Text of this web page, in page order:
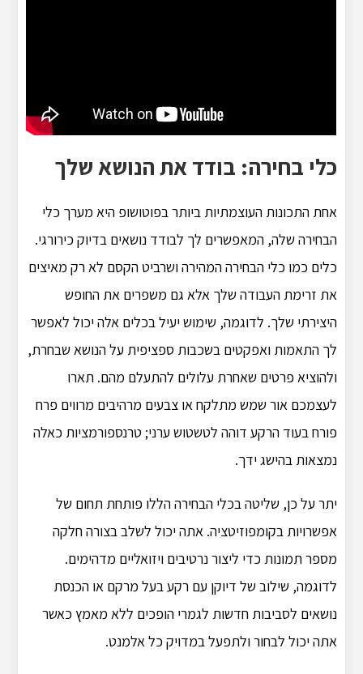
כלי בחירה: בודד את הנושא שלך
אחת התכונות העוצמתיות ביותר בפוטושופ היא מערך כלי
הבחירה שלה, המאפשרים לך לבודד נושאים בדיוק כירורגי.
כלים כמו כלי הבחירה המהירה ושרביט הקסם לא רק מאיצים
את זרימת העבודה שלך אלא גם משפרים את החופש
היצירתי שלך. לדוגמה, שימוש יעיל בכלים אלה יכול לאפשר
לך התאמות ואפקטים בשכבות ספציפית על הנושא שבחרת,
ולהוציא פרטים שאחרת עלולים להתעלם מהם. תארו
לעצמכם אור שמש מתלקח או צבעים מרהיבים מרווים פרח
פורח בעוד הרקע דוהה לטשטוש ערני; טרנספורמציות כאלה
נמצאות בהישג ידך.
יתר על כן, שליטה בכלי הבחירה הללו פותחת תחום של
אפשרויות בקומפוזיטציה. אתה יכול לשלב בצורה חלקה
מספר תמונות כדי ליצור נרטיבים ויזואליים מדהימים.
לדוגמה, שילוב של דיוקן עם רקע בעל מרקם או הכנסת
נושאים לסביבות חדשות לגמרי הופכים ללא מאמץ כאשר
אתה יכול לבחור ולתפעל במדויק כל אלמנט.